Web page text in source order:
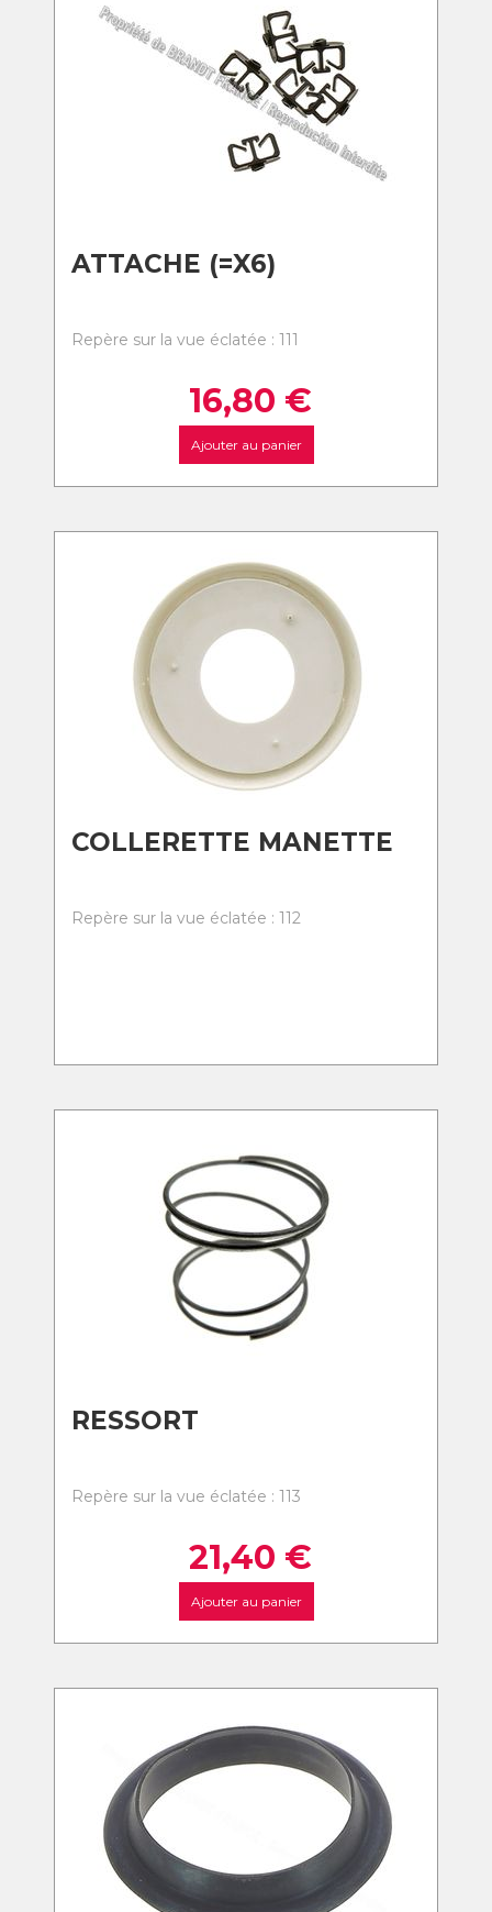
ATTACHE (=X6)
Repère sur la vue éclatée : 111
16,80 €
Ajouter au panier
COLLERETTE MANETTE
Repère sur la vue éclatée : 112
RESSORT
Repère sur la vue éclatée : 113
21,40 €
Ajouter au panier